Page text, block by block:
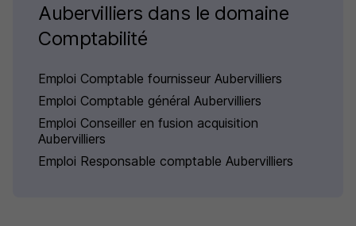
Aubervilliers dans le domaine
Comptabilité
Emploi Comptable fournisseur Aubervilliers
Emploi Comptable général Aubervilliers
Emploi Conseiller en fusion acquisition
Aubervilliers
Emploi Responsable comptable Aubervilliers